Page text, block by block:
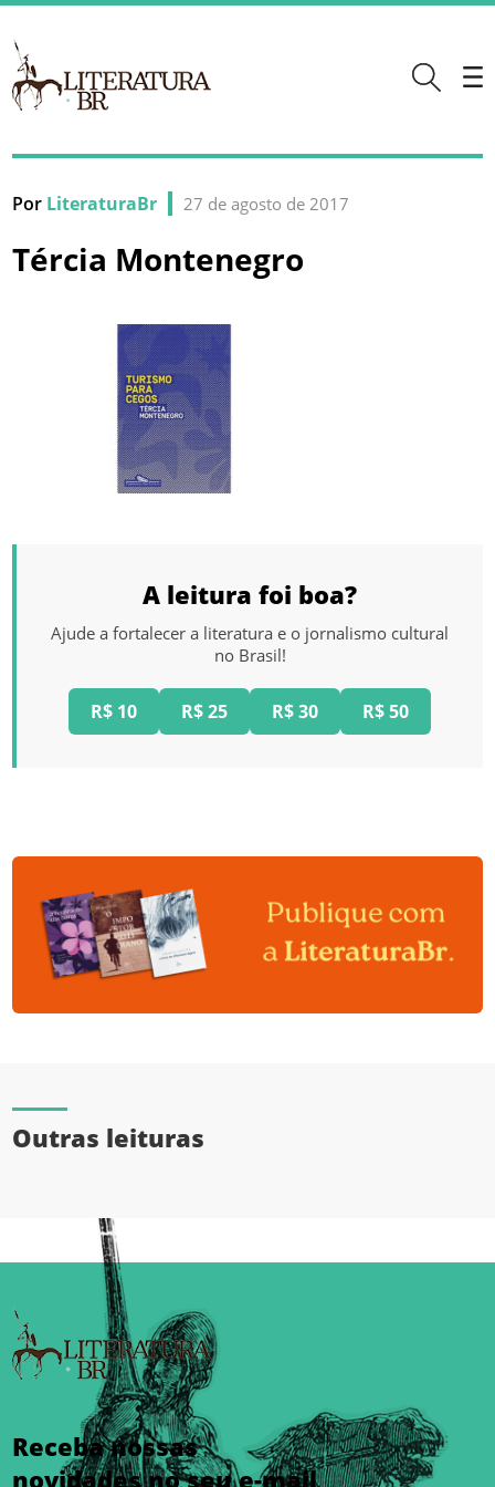
Por LiteraturaBr 27 de agosto de 2017
Tércia Montenegro
A leitura foi boa?
Ajude a fortalecer a literatura e o jornalismo cultural
no Brasil!
R$ 10 R$ 25 R$ 30 R$ 50
Outras leituras
Receba nossas
novidades no seu e-mail